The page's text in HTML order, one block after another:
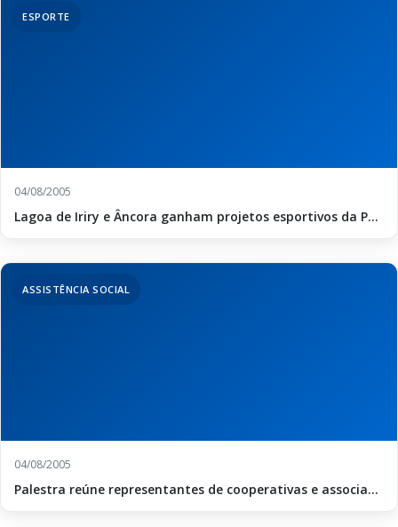
ESPORTE
04/08/2005
Lagoa de Iriry e Âncora ganham projetos esportivos da P...
ASSISTÊNCIA SOCIAL
04/08/2005
Palestra reúne representantes de cooperativas e associa...